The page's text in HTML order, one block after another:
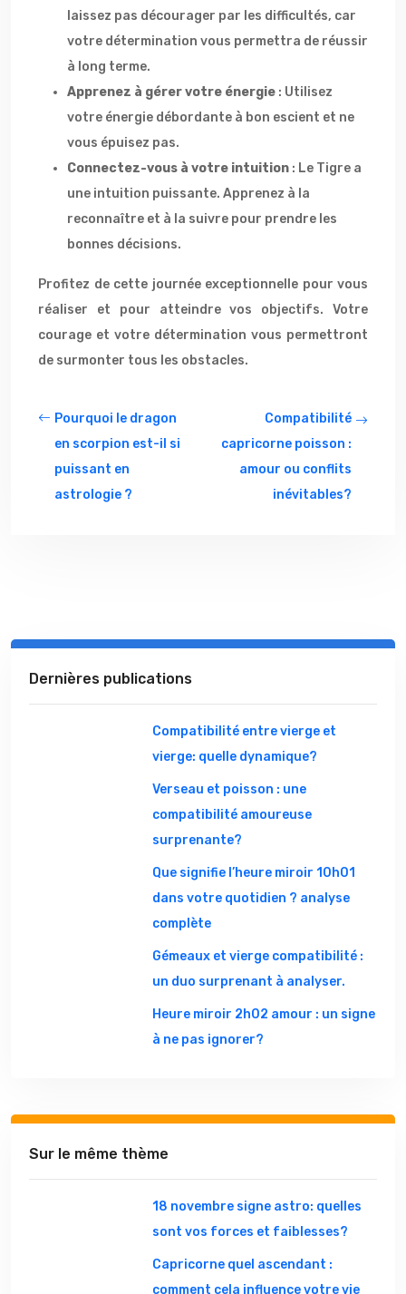
laissez pas décourager par les difficultés, car
votre détermination vous permettra de réussir
à long terme.
Apprenez à gérer votre énergie : Utilisez
votre énergie débordante à bon escient et ne
vous épuisez pas.
Connectez-vous à votre intuition : Le Tigre a
une intuition puissante. Apprenez à la
reconnaître et à la suivre pour prendre les
bonnes décisions.
Profitez de cette journée exceptionnelle pour vous
réaliser et pour atteindre vos objectifs. Votre
courage et votre détermination vous permettront
de surmonter tous les obstacles.
Pourquoi le dragon
en scorpion est-il si
puissant en
astrologie ?
Compatibilité
capricorne poisson :
amour ou conflits
inévitables?
Dernières publications
Compatibilité entre vierge et
vierge: quelle dynamique?
Verseau et poisson : une
compatibilité amoureuse
surprenante?
Que signifie l’heure miroir 10h01
dans votre quotidien ? analyse
complète
Gémeaux et vierge compatibilité :
un duo surprenant à analyser.
Heure miroir 2h02 amour : un signe
à ne pas ignorer?
Sur le même thème
18 novembre signe astro: quelles
sont vos forces et faiblesses?
Capricorne quel ascendant :
comment cela influence votre vie